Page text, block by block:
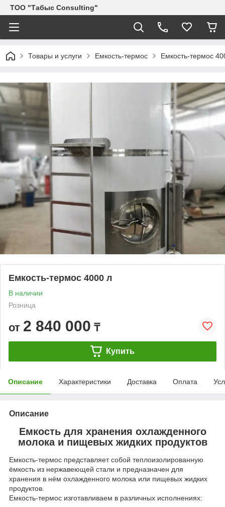
ТОО "Табыс Consulting"
Товары и услуги Емкость-термос Емкость-термос
Емкость-термос 4000 л
В наличии
Розница
от 2 840 000 ₸
Купить
Описание Характеристики Доставка Оплата
Описание
Емкость для хранения охлажденного
молока и пищевых жидких продуктов
Емкость-термос представляет собой теплоизолированную
ёмкость из нержавеющей стали и предназначен для
хранения в нём охлажденного молока или пищевых жидких
продуктов.
Емкость-термос изготавливаем в различных исполнениях: